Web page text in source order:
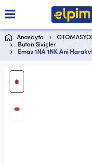
Anasayfa
Buton Siviçler
Emas 1NA 1NK Ani